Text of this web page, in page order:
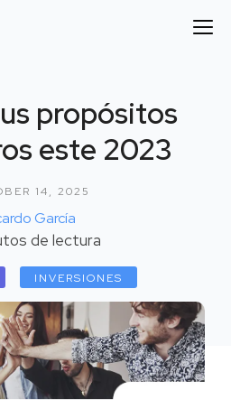
propósitos
este 2023
14, 2025
García
de lectura
INVERSIONES